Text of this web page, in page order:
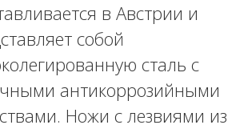
в Австрии и
собой
сталь с
антикоррозийными
Ножи с лезвиями из